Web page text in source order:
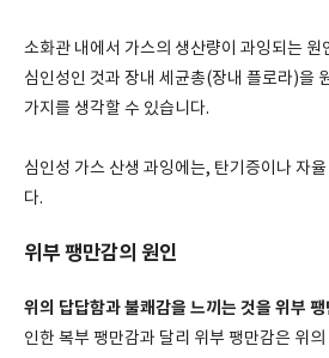
소화관 내에서 가스의 생산량이 과잉되는 원
심인성인 것과 장내 세균총(장내 플로라)을
가지를 생각할 수 있습니다.
심인성 가스 산생 과잉에는, 탄기증이나 자
다.
위부 팽만감의 원인
위의 답답함과 불쾌감을 느끼는 것을 위부
인한 복부 팽만감과 달리 위부 팽만감은 위